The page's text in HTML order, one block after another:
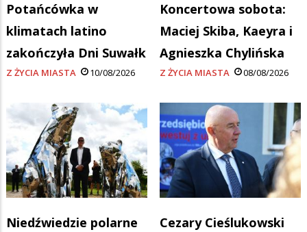
Potańcówka w
klimatach latino
zakończyła Dni Suwałk
Z ŻYCIA MIASTA 10/08/2026
Koncertowa sobota:
Maciej Skiba, Kaeyra i
Agnieszka Chylińska
Z ŻYCIA MIASTA 08/08/2026
Niedźwiedzie polarne
Cezary Cieślukowski